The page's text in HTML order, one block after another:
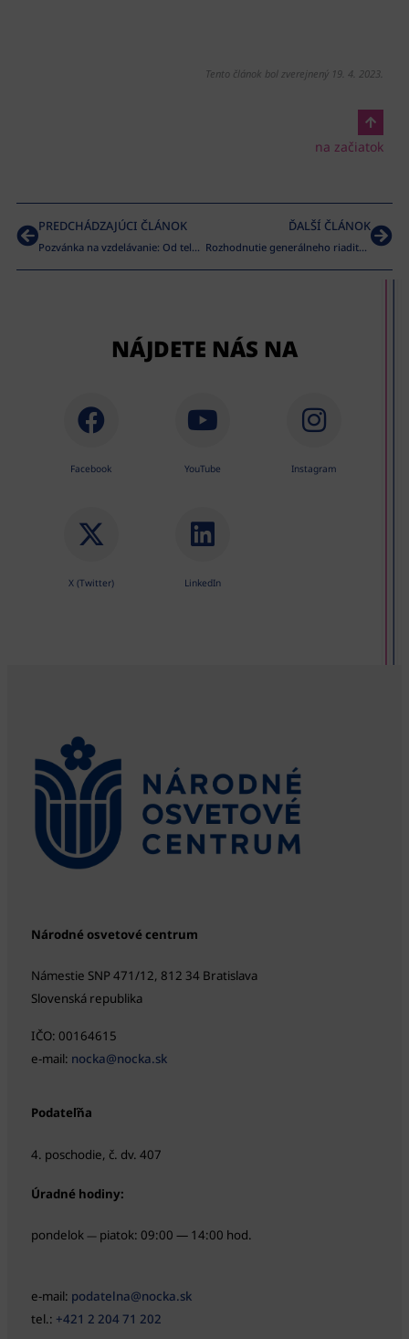
Tento článok bol zverejnený 19. 4. 2023.
na začiatok
PREDCHÁDZAJÚCI ČLÁNOK
Pozvánka na vzdelávanie: Od telesnosti k materiálu a späť
ĎALŠÍ ČLÁNOK
Rozhodnutie generálneho riaditeľa Národného osvetového centra o rozšírení účelov použitia finančných prostriedkov pridelených na celoštátne postupové súťaže
NÁJDETE NÁS NA
Facebook YouTube Instagram
X (Twitter) LinkedIn
Národné osvetové centrum
Námestie SNP 471/12, 812 34 Bratislava
Slovenská republika
IČO: 00164615
e-mail: nocka@nocka.sk
Podateľňa
4. poschodie, č. dv. 407
Úradné hodiny:
pondelok — piatok: 09:00 — 14:00 hod.
e-mail: podatelna@nocka.sk
tel.: +421 2 204 71 202